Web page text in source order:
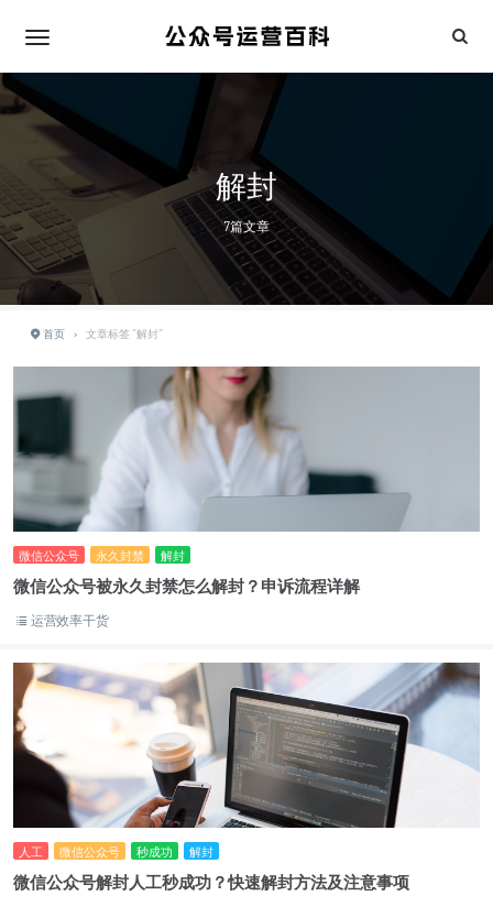
解封
7篇文章
首页 › 文章标签 "解封"
微信公众号 永久封禁 解封
微信公众号被永久封禁怎么解封？申诉流程详解
运营效率干货
人工 微信公众号 秒成功 解封
微信公众号解封人工秒成功？快速解封方法及注意事项